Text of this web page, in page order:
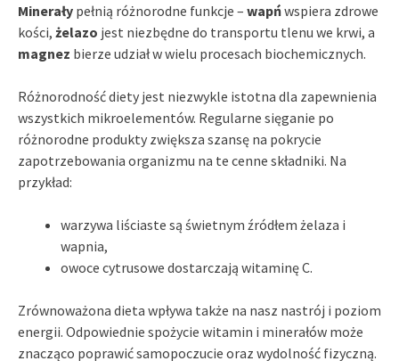
Minerały pełnią różnorodne funkcje – wapńwspiera zdrowe
kości, żelazo jest niezbędne do transportu tlenu we krwi, a
magnez bierze udział w wielu procesach biochemicznych.
Różnorodność diety jest niezwykle istotna dla zapewnienia
wszystkich mikroelementów. Regularne sięganie po
różnorodne produkty zwiększa szansę na pokrycie
zapotrzebowania organizmu na te cenne składniki. Na
przykład:
warzywa liściaste są świetnym źródłem żelaza i
wapnia,
owoce cytrusowe dostarczają witaminę C.
Zrównoważona dieta wpływa także na nasz nastrój i poziom
energii. Odpowiednie spożycie witamin i minerałów może
znacząco poprawić samopoczucie oraz wydolność fizyczną.